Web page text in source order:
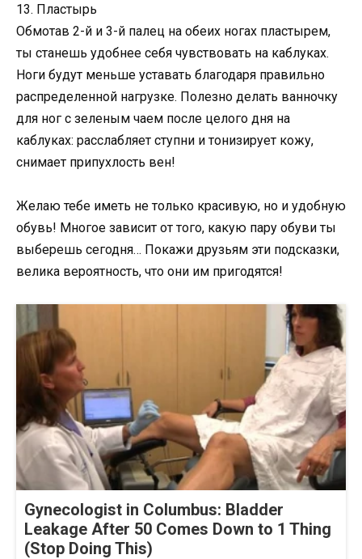
13. Пластырь
Обмотав 2-й и 3-й палец на обеих ногах пластырем,
ты станешь удобнее себя чувствовать на каблуках.
Ноги будут меньше уставать благодаря правильно
распределенной нагрузке. Полезно делать ванночку
для ног с зеленым чаем после целого дня на
каблуках: расслабляет ступни и тонизирует кожу,
снимает припухлость вен!
Желаю тебе иметь не только красивую, но и удобную
обувь! Многое зависит от того, какую пару обуви ты
выберешь сегодня… Покажи друзьям эти подсказки,
велика вероятность, что они им пригодятся!
Gynecologist in Columbus: Bladder
Leakage After 50 Comes Down to 1 Thing
(Stop Doing This)